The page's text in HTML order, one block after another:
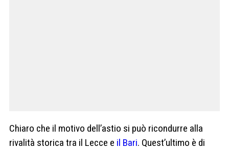
Chiaro che il motivo dell’astio si può ricondurre alla
rivalità storica tra il Lecce e il Bari. Quest’ultimo è di